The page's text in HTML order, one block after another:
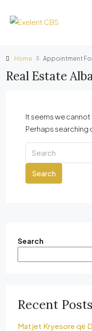
Home Appointment
Real Estate
It seems we
Perhaps searching
Search
Search
Recent Posts
Matjet Kryesore që